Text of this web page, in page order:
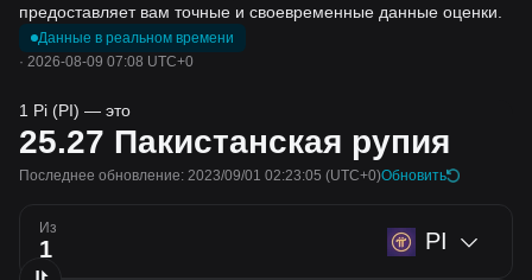
предоставляет вам точные и своевременные данные оценки.
Данные в реальном времени
· 2026-08-09 07:08 UTC+0
1 Pi (PI) — это
25.27 Пакистанская рупия
Последнее обновление: 2023/09/01 02:23:05 (UTC+0)Обновить
Из PI